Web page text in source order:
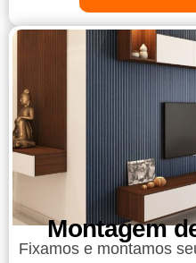
Montagem
Fixamos e montamos